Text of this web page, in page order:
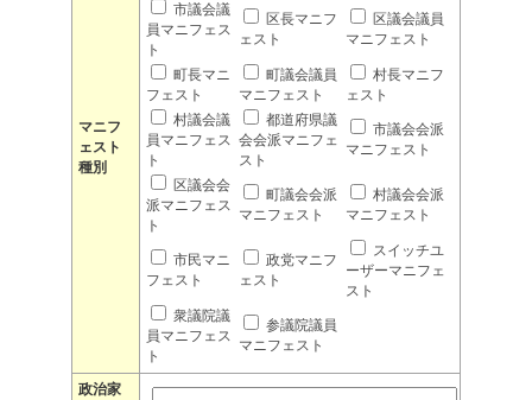
マニフ
ェスト
種別
市議会議
員マニフェス
ト
区長マニフ
ェスト
区議会議員
マニフェスト
町長マニ
フェスト
町議会議員
マニフェスト
村長マニフ
ェスト
村議会議
員マニフェス
ト
都道府県議
会会派マニフェ
スト
市議会会派
マニフェスト
区議会会
派マニフェス
ト
町議会会派
マニフェスト
村議会会派
マニフェスト
市民マニ
フェスト
政党マニフ
ェスト
スイッチユ
ーザーマニフェ
スト
衆議院議
員マニフェス
ト
参議院議員
マニフェスト
政治家